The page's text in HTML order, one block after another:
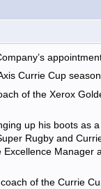
Currie Cup
of the Xerox
up his boots as
Rugby and
Manager
of the Currie